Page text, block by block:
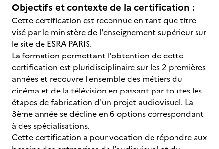
Objectifs et contexte de la certification :
Cette certification est reconnue en tant que titre
visé par le ministère de l'enseignement supérieur sur
le site de ESRA PARIS.
La formation permettant l'obtention de cette
certification est pluridisciplinaire sur les 2 premières
années et recouvre l'ensemble des métiers du
cinéma et de la télévision en passant par toutes les
étapes de fabrication d'un projet audiovisuel. La
3ème année se décline en 6 options correspondant
à des spécialisations.
Cette certification a pour vocation de répondre aux